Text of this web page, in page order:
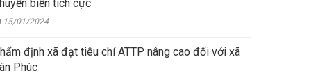
biến tích cực
15/01/2024
định xã đạt tiêu chí ATTP nâng cao đối với xã
Phúc